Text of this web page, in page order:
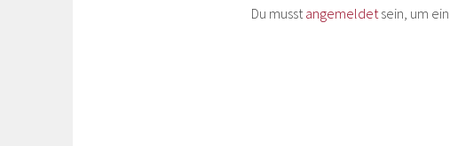
Du musst angemeldet sein, um